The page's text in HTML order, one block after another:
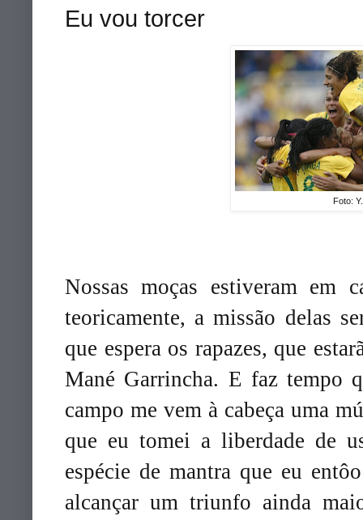
Eu vou torcer
Foto:
Nossas moças estiveram em
teoricamente, a missão delas
que espera os rapazes, que
Mané Garrincha. E faz tempo
campo me vem à cabeça uma
que eu tomei a liberdade de
espécie de mantra que eu
alcançar um triunfo ainda